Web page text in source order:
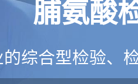
脯氨酸
综合型检验、